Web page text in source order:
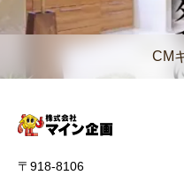
CM
〒918-8106